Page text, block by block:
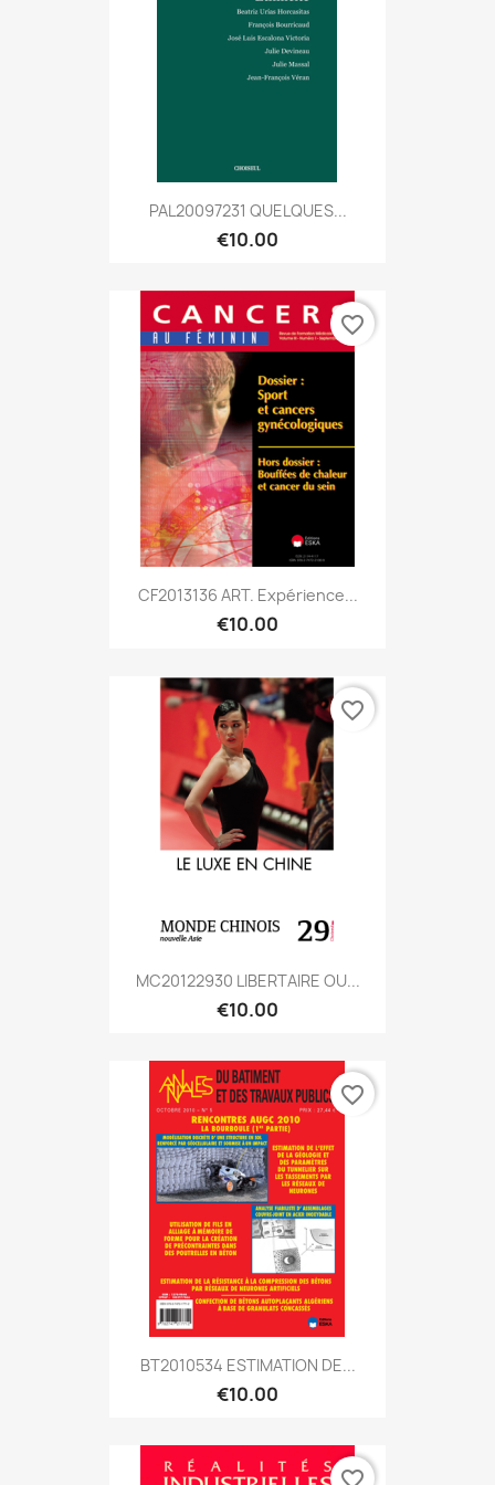
PAL20097231 QUELQUES...
€10.00
CF2013136 ART. Expérience...
€10.00
favorite_border
MC20122930 LIBERTAIRE OU...
€10.00
favorite_border
BT2010534 ESTIMATION DE...
€10.00
favorite_border